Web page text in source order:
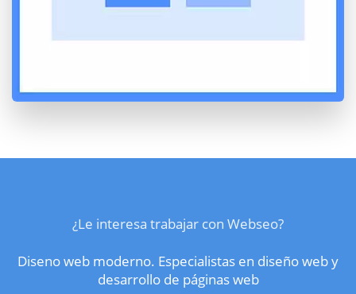
¿Le interesa trabajar con Webseo?
Diseno web moderno. Especialistas en diseño web y
desarrollo de páginas web